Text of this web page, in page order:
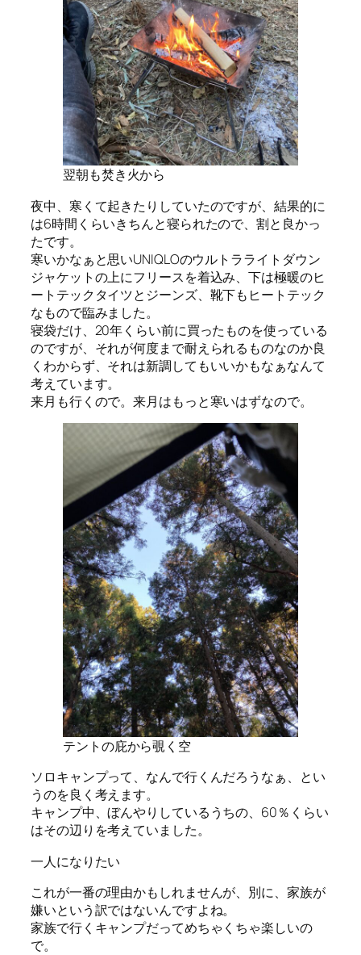
翌朝も焚き火から
夜中、寒くて起きたりしていたのですが、結果的に
は6時間くらいきちんと寝られたので、割と良かっ
たです。
寒いかなぁと思いUNIQLOのウルトラライトダウン
ジャケットの上にフリースを着込み、下は極暖のヒ
ートテックタイツとジーンズ、靴下もヒートテック
なもので臨みました。
寝袋だけ、20年くらい前に買ったものを使っている
のですが、それが何度まで耐えられるものなのか良
くわからず、それは新調してもいいかもなぁなんて
考えています。
来月も行くので。来月はもっと寒いはずなので。
テントの庇から覗く空
ソロキャンプって、なんで行くんだろうなぁ、とい
うのを良く考えます。
キャンプ中、ぼんやりしているうちの、60％くらい
はその辺りを考えていました。
一人になりたい
これが一番の理由かもしれませんが、別に、家族が
嫌いという訳ではないんですよね。
家族で行くキャンプだってめちゃくちゃ楽しいの
で。